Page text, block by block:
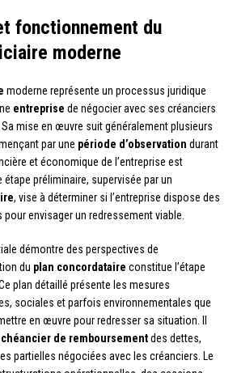
fonctionnement du
moderne
moderne représente un processus juridique
entreprise de négocier avec ses créanciers
Sa mise en œuvre suit généralement plusieurs
par une période d’observation durant
et économique de l’entreprise est
étape préliminaire, supervisée par un
, vise à déterminer si l’entreprise dispose des
envisager un redressement viable.
démontre des perspectives de
du plan concordataire constitue l’étape
plan détaillé présente les mesures
sociales et parfois environnementales que
en œuvre pour redresser sa situation. Il
de remboursementdes dettes,
partielles négociées avec les créanciers. Le